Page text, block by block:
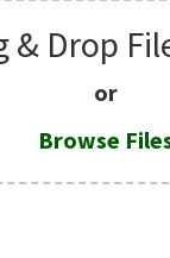
& Drop
or
Browse